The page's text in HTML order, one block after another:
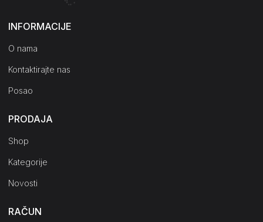
INFORMACIJE
O nama
Kontaktirajte nas
Posao
PRODAJA
Shop
Kategorije
Novosti
RAČUN